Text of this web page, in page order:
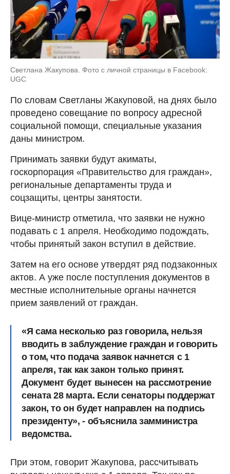
Светлана Жакупова. Фото с личной страницы в Facebook:
UGC
По словам Светланы Жакуповой, на днях было
проведено совещание по вопросу адресной
социальной помощи, специальные указания
даны министром.
Принимать заявки будут акиматы,
госкорпорация «Правительство для граждан»,
региональные департаменты труда и
соцзащиты, центры занятости.
Вице-министр отметила, что заявки не нужно
подавать с 1 апреля. Необходимо подождать,
чтобы принятый закон вступил в действие.
Затем на его основе утвердят ряд подзаконных
актов. А уже после поступления документов в
местные исполнительные органы начнется
прием заявлений от граждан.
«Я сама несколько раз говорила, нельзя
вводить в заблуждение граждан и говорить
о том, что подача заявок начнется с 1
апреля, так как закон только принят.
Документ будет вынесен на рассмотрение
сената 28 марта. Если сенаторы поддержат
закон, то он будет направлен на подпись
президенту», - объяснила замминистра
ведомства.
При этом, говорит Жакупова, рассчитывать